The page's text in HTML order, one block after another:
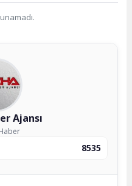
Ajansı
8535